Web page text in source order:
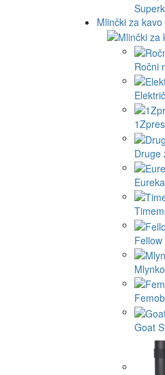
Mlinčki za kavo
Ročni
Druge
Eureka
Fellow
Mlynko
Goat